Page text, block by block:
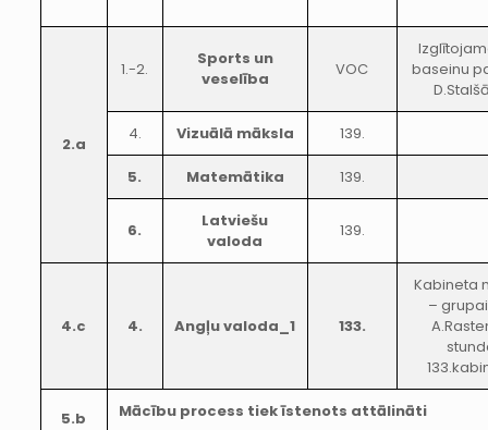
2.a
1.-2.
Sports un
veselība
VOC
baseinu
4. Vizuālā māksla 139.
5. Matemātika 139.
6.
Latviešu
valoda
139.
4.c 4. Angļu valoda_1 133.
Kabineta
–
5.b Mācību process tiek īstenots attālināti